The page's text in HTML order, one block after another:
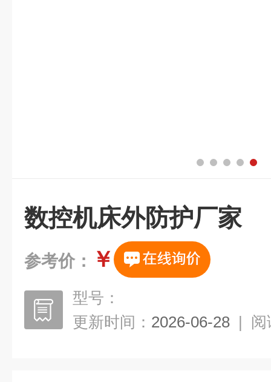
数控机床外防护厂家
参考价： ￥
型号：
更新时间： 2026-06-28 | 阅